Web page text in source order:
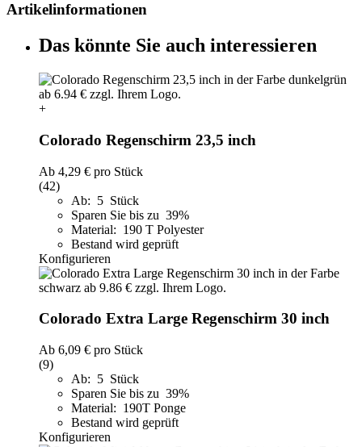
Artikelinformationen
Das könnte Sie auch interessieren
+
Colorado Regenschirm 23,5 inch
Ab 4,29 € pro Stück
(42)
Ab: 5 Stück
Sparen Sie bis zu 39%
Material: 190 T Polyester
Bestand wird geprüft
Konfigurieren
Colorado Extra Large Regenschirm 30 inch
Ab 6,09 € pro Stück
(9)
Ab: 5 Stück
Sparen Sie bis zu 39%
Material: 190T Ponge
Bestand wird geprüft
Konfigurieren